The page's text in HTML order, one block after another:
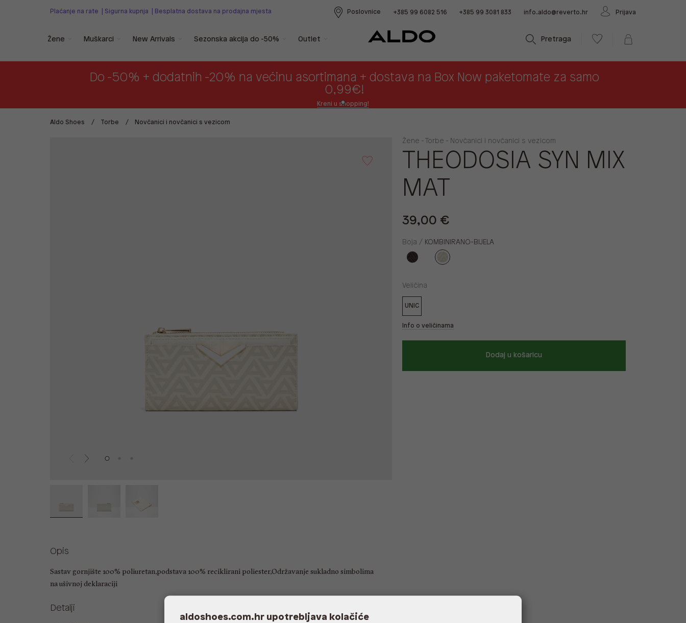
Plaćanje na rate Sigurna kupnja Besplatna dostava na prodajna mjesta Poslovnice +385 99 6082 516 +385 99 3081 833 info.aldo@reverto.hr Prijava
Pretraga
Žene Muškarci New Arrivals Sezonska akcija do -50% Outlet
Do -50% + dodatnih -20% na većinu asortimana + dostava na Box Now paketomate za samo
0,99€!
Kreni u shopping!
Aldo Shoes Torbe Novčanici i novčanici s vezicom
Žene - Torbe - Novčanici i novčanici s vezicom
THEODOSIA SYN MIX
MAT
39,00 €
Boja / KOMBINIRANO-BIJELA
Veličina
UNIC
Info o veličinama
Dodaj u košaricu
Opis
Sastav gornjište 100% poliuretan,podstava 100% reciklirani poliester,Održavanje sukladno simbolima
na ušivnoj deklaraciji
Detalji
aldoshoes.com.hr upotrebljava kolačiće